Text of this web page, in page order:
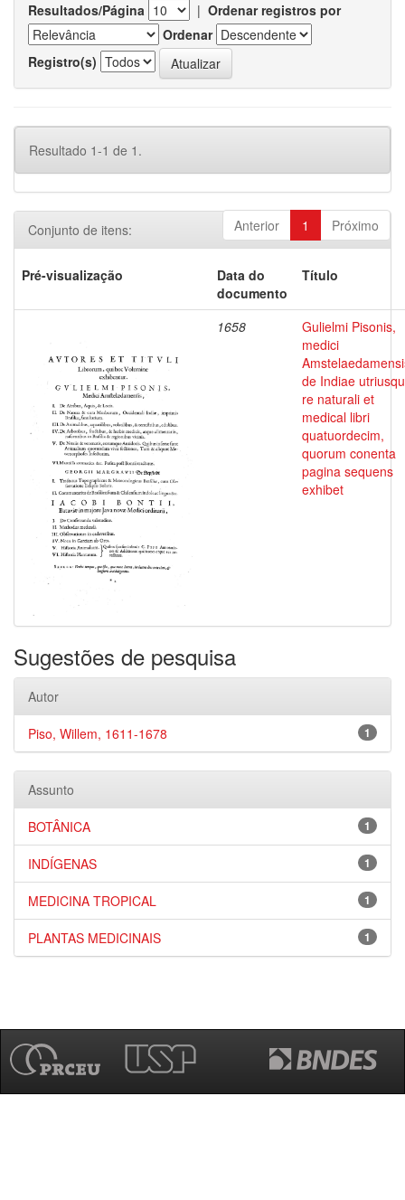
Resultados/Página | Ordenar registros por
Ordenar
Registro(s)
Resultado 1-1 de 1.
Anterior 1 Próximo
Conjunto de itens:
Pré-visualização
Data do
documento
Título
1658
Gulielmi Pisonis,
medici
de Indiae
re naturali et
medical libri
quatuordecim,
quorum conenta
pagina sequens
exhibet
Sugestões de pesquisa
Autor
1
Piso, Willem, 1611-1678
Assunto
1
BOTÂNICA
1
INDÍGENAS
1
MEDICINA TROPICAL
1
PLANTAS MEDICINAIS